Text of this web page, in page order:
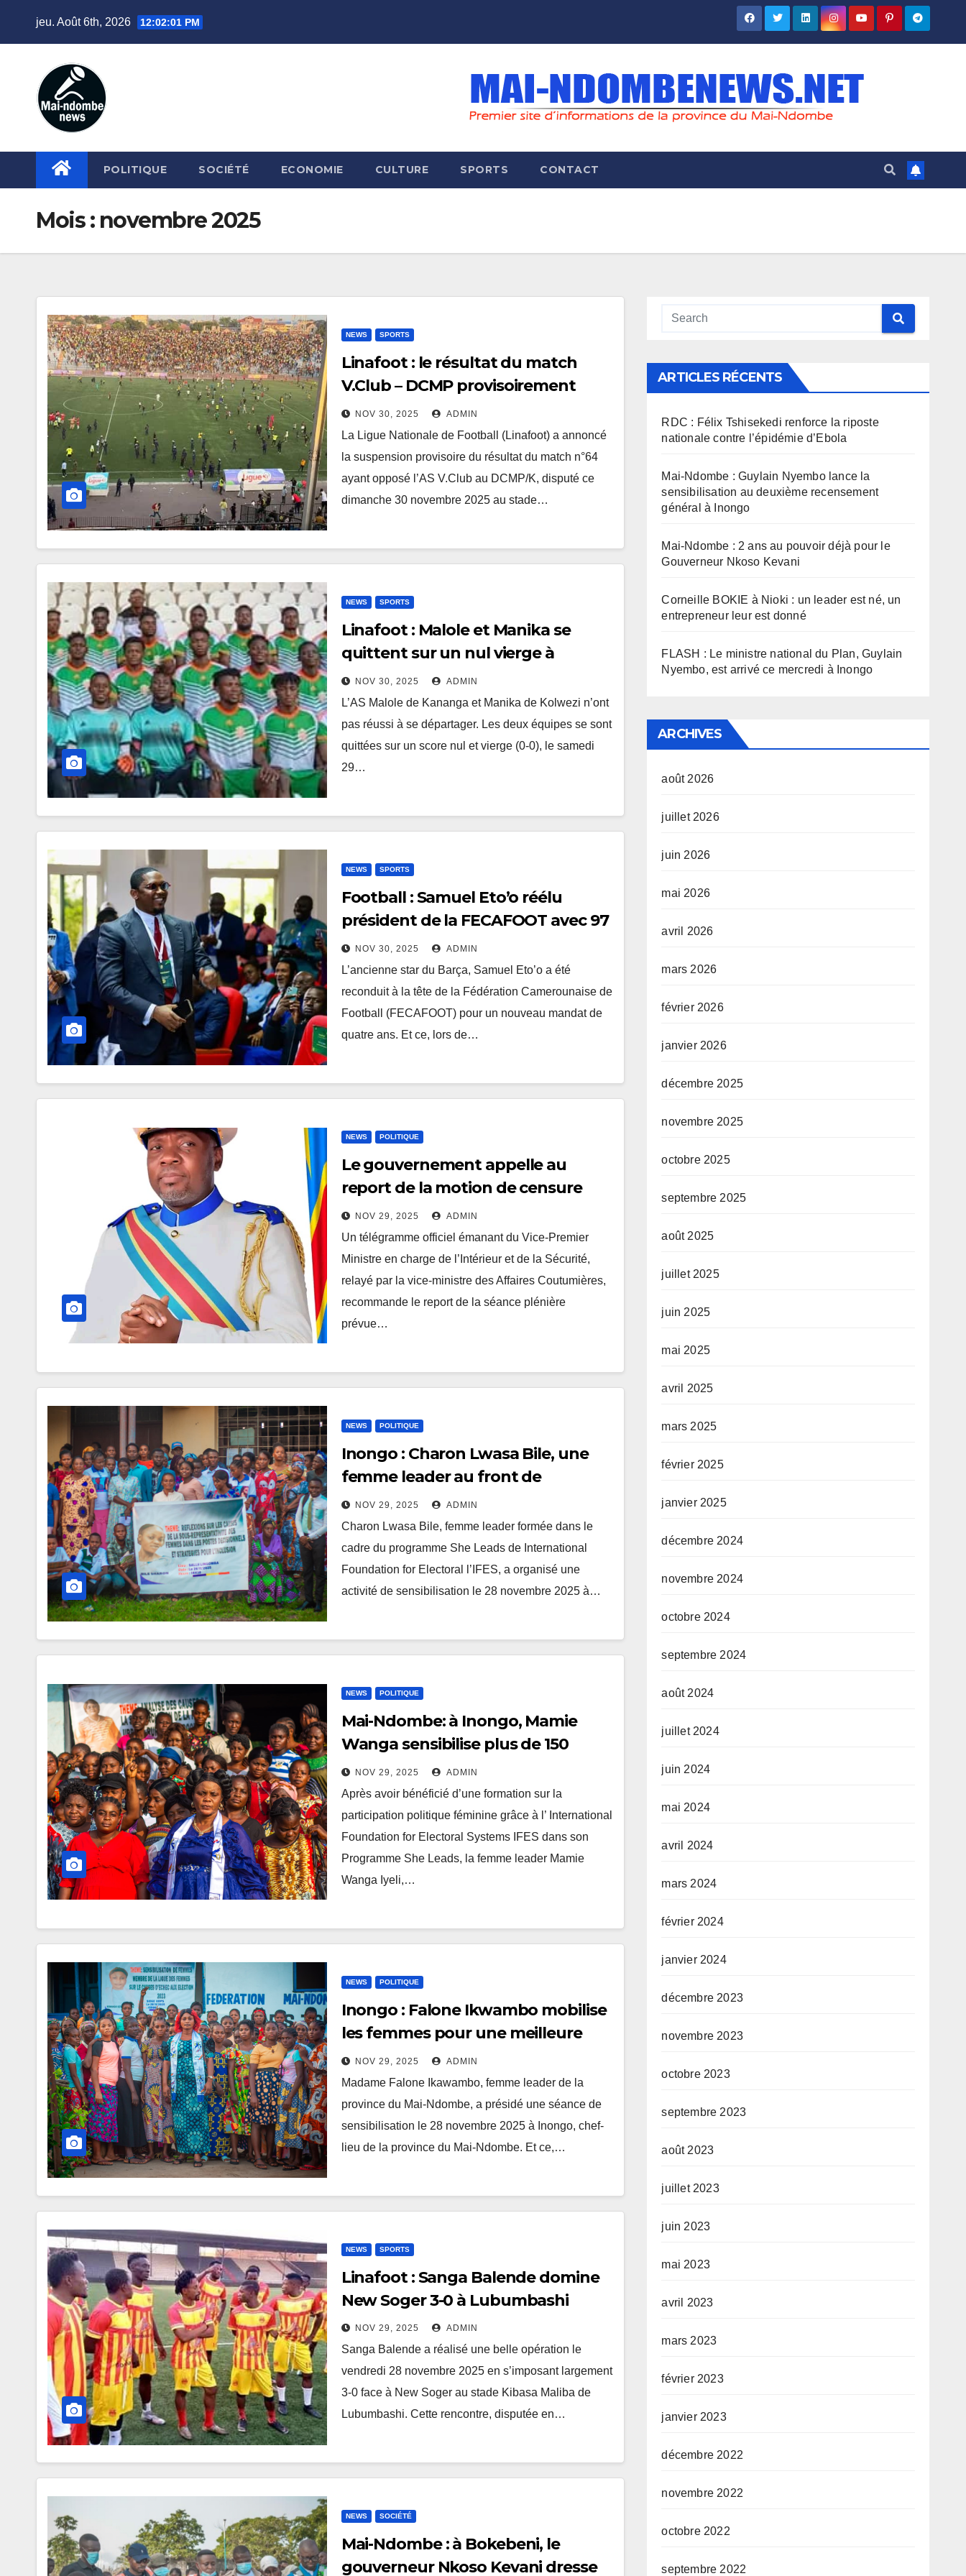
jeu. Août 6th, 2026 12:02:03 PM
POLITIQUE SOCIÉTÉ ECONOMIE CULTURE SPORTS CONTACT
Mois : novembre 2025
NEWS SPORTS
Linafoot : le résultat du match
V.Club – DCMP provisoirement
suspendu après des incidents
NOV 30, 2025 ADMIN
La Ligue Nationale de Football (Linafoot) a annoncé
la suspension provisoire du résultat du match n°64
ayant opposé l’AS V.Club au DCMP/K, disputé ce
dimanche 30 novembre 2025 au stade…
NEWS SPORTS
Linafoot : Malole et Manika se
quittent sur un nul vierge à
Kananga
NOV 30, 2025 ADMIN
L’AS Malole de Kananga et Manika de Kolwezi n’ont
pas réussi à se départager. Les deux équipes se sont
quittées sur un score nul et vierge (0-0), le samedi
29…
NEWS SPORTS
Football : Samuel Eto’o réélu
président de la FECAFOOT avec 97
% des voix
NOV 30, 2025 ADMIN
L’ancienne star du Barça, Samuel Eto’o a été
reconduit à la tête de la Fédération Camerounaise de
Football (FECAFOOT) pour un nouveau mandat de
quatre ans. Et ce, lors de…
NEWS POLITIQUE
Le gouvernement appelle au
report de la motion de censure
contre le gouverneur de Haut-Uélé
NOV 29, 2025 ADMIN
Un télégramme officiel émanant du Vice-Premier
Ministre en charge de l’Intérieur et de la Sécurité,
relayé par la vice-ministre des Affaires Coutumières,
recommande le report de la séance plénière
prévue…
NEWS POLITIQUE
Inongo : Charon Lwasa Bile, une
femme leader au front de
l’inclusion politique
NOV 29, 2025 ADMIN
Charon Lwasa Bile, femme leader formée dans le
cadre du programme She Leads de International
Foundation for Electoral l’IFES, a organisé une
activité de sensibilisation le 28 novembre 2025 à…
NEWS POLITIQUE
Mai-Ndombe: à Inongo, Mamie
Wanga sensibilise plus de 150
femmes sur la participation
politique
NOV 29, 2025 ADMIN
Après avoir bénéficié d’une formation sur la
participation politique féminine grâce à l’ International
Foundation for Electoral Systems IFES dans son
Programme She Leads, la femme leader Mamie
Wanga Iyeli,…
NEWS POLITIQUE
Inongo : Falone Ikwambo mobilise
les femmes pour une meilleure
représentativité aux prochaines
élections
NOV 29, 2025 ADMIN
Madame Falone Ikawambo, femme leader de la
province du Mai-Ndombe, a présidé une séance de
sensibilisation le 28 novembre 2025 à Inongo, chef-
lieu de la province du Mai-Ndombe. Et ce,…
NEWS SPORTS
Linafoot : Sanga Balende domine
New Soger 3-0 à Lubumbashi
NOV 29, 2025 ADMIN
Sanga Balende a réalisé une belle opération le
vendredi 28 novembre 2025 en s’imposant largement
3-0 face à New Soger au stade Kibasa Maliba de
Lubumbashi. Cette rencontre, disputée en…
NEWS SOCIÉTÉ
Mai-Ndombe : à Bokebeni, le
gouverneur Nkoso Kevani dresse
ARTICLES RÉCENTS
RDC : Félix Tshisekedi renforce la riposte
nationale contre l’épidémie d’Ebola
Mai-Ndombe : Guylain Nyembo lance la
sensibilisation au deuxième recensement
général à Inongo
Mai-Ndombe : 2 ans au pouvoir déjà pour le
Gouverneur Nkoso Kevani
Corneille BOKIE à Nioki : un leader est né, un
entrepreneur leur est donné
FLASH : Le ministre national du Plan, Guylain
Nyembo, est arrivé ce mercredi à Inongo
ARCHIVES
août 2026
juillet 2026
juin 2026
mai 2026
avril 2026
mars 2026
février 2026
janvier 2026
décembre 2025
novembre 2025
octobre 2025
septembre 2025
août 2025
juillet 2025
juin 2025
mai 2025
avril 2025
mars 2025
février 2025
janvier 2025
décembre 2024
novembre 2024
octobre 2024
septembre 2024
août 2024
juillet 2024
juin 2024
mai 2024
avril 2024
mars 2024
février 2024
janvier 2024
décembre 2023
novembre 2023
octobre 2023
septembre 2023
août 2023
juillet 2023
juin 2023
mai 2023
avril 2023
mars 2023
février 2023
janvier 2023
décembre 2022
novembre 2022
octobre 2022
septembre 2022